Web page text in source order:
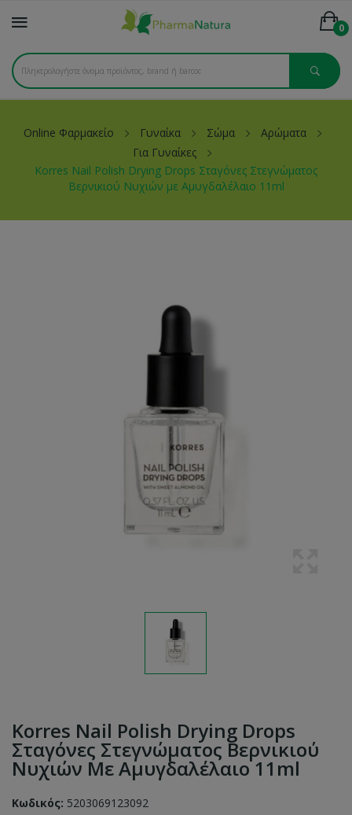
0
Online Φαρμακείο Γυναίκα Σώμα
Αρώματα
Για Γυναίκες
Korres Nail Polish Drying Drops Σταγόνες Στεγνώματος
Βερνικιού Νυχιών με Αμυγδαλέλαιο 11ml
Korres Nail Polish Drying Drops
Σταγόνες Στεγνώματος Βερνικιού
Νυχιών Με Αμυγδαλέλαιο 11ml
Κωδικός: 5203069123092